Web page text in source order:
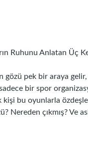
Ruhunu Anlatan Üç
pek bir araya gelir,
bir spor
kişi bu oyunlarla
Nereden çıkmış? Ve